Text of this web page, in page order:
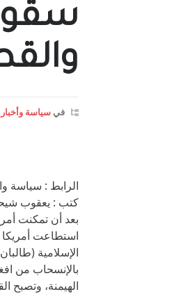
في سياسة وأخبار
الرابط : سياسة
كتب : يعقوب
بعد أن تمكنت
استطاعت أمريكا
الإسلامية
بالإنسحاب من
الهيمنة، وتصبح